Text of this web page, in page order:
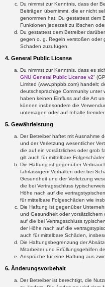
Du nimmst zur Kenntnis, dass der
Beiträgen übernimmt, die er nicht
genommen hat. Du gestattest dem
Funktionen jederzeit zu löschen
Du gestattest dem Betreiber
gegen o. g. Regeln verstoßen oder
Schaden zuzufügen.
4. General Public License
Du nimmst zur Kenntnis, dass es
GNU General Public License v2“
Limited (www.phpbb.com) handelt;
deutschsprachige Community unter
haben keinen Einfluss auf die Art
können insbesondere die
untersagen oder auf Inhalte fremder
5. Gewährleistung
Der Betreiber haftet mit Ausnahme
und der Verletzung wesentlicher
die auf ein vorsätzliches oder grob
gilt auch für mittelbare
Die Haftung ist gegenüber
fahrlässigem Verhalten oder bei
Gesundheit und der Verletzung
die bei Vertragsschluss
Höhe nach auf die
für mittelbare Folgeschäden wie
Die Haftung ist gegenüber
und Gesundheit oder vorsätzlichem
auf die bei Vertragsschluss
der Höhe nach auf die
auch für mittelbare Schäden,
Die Haftungsbegrenzung der
Mitarbeiter und Erfüllungsgehilfen
Ansprüche für eine Haftung aus
6. Änderungsvorbehalt
Der Betreiber ist berechtigt, die